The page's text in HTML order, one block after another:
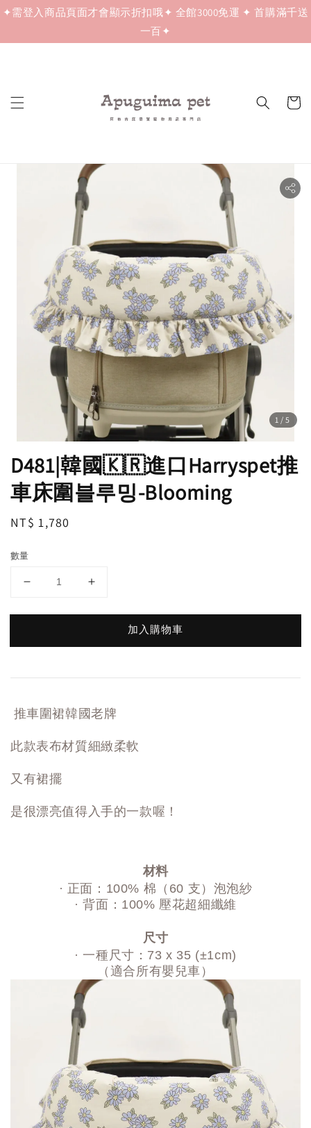
✦需登入商品頁面才會顯示折扣哦✦ 全館3000免運 ✦ 首購滿千送
一百✦
1 /5
D481|韓國🇰🇷進口Harryspet推
車床圍블루밍-Blooming
Regular
NT$ 1,780
數量
加入購物車
推車圍裙韓國老牌
此款表布材質細緻柔軟
又有裙擺
是很漂亮值得入手的一款喔！
材料
· 正面：100% 棉（60 支）泡泡紗
· 背面：100% 壓花超細纖維
尺寸
· 一種尺寸：73 x 35 (±1cm)
（適合所有嬰兒車）